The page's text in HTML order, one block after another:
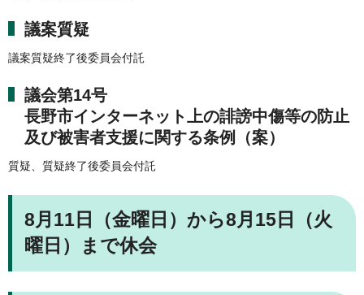
議案質疑
議案質疑終了後委員会付託
議会第14号
長野市インターネット上の誹謗中傷等の防止
及び被害者支援に関する条例（案）
質疑、質疑終了後委員会付託
8月11日（金曜日）から8月15日（火
曜日）まで休会